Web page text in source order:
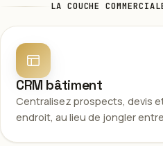
LA COUCHE
CRM bâtiment
Centralisez prospects, devis
endroit, au lieu de jongler